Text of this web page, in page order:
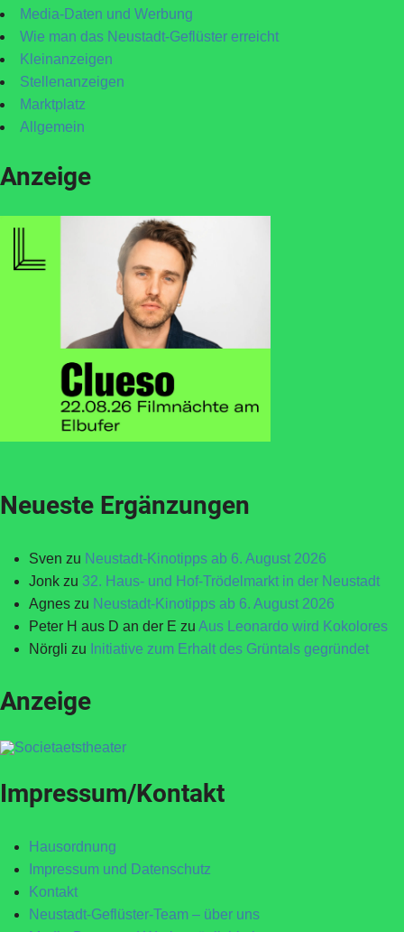
Media-Daten und Werbung
Wie man das Neustadt-Geflüster erreicht
Kleinanzeigen
Stellenanzeigen
Marktplatz
Allgemein
Anzeige
Neueste Ergänzungen
Sven zu Neustadt-Kinotipps ab 6. August 2026
Jonk zu 32. Haus- und Hof-Trödelmarkt in der Neustadt
Agnes zu Neustadt-Kinotipps ab 6. August 2026
Peter H aus D an der E zu Aus Leonardo wird Kokolores
Nörgli zu Initiative zum Erhalt des Grüntals gegründet
Anzeige
Impressum/Kontakt
Hausordnung
Impressum und Datenschutz
Kontakt
Neustadt-Geflüster-Team – über uns